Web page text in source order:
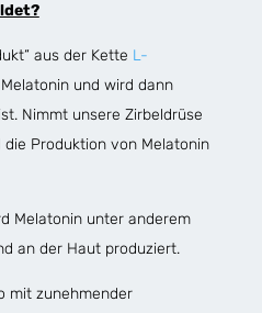
aus der Kette L-
und wird dann
Nimmt unsere Zirbeldrüse
Produktion von Melatonin
Melatonin unter anderem
an der Haut produziert.
mit zunehmender